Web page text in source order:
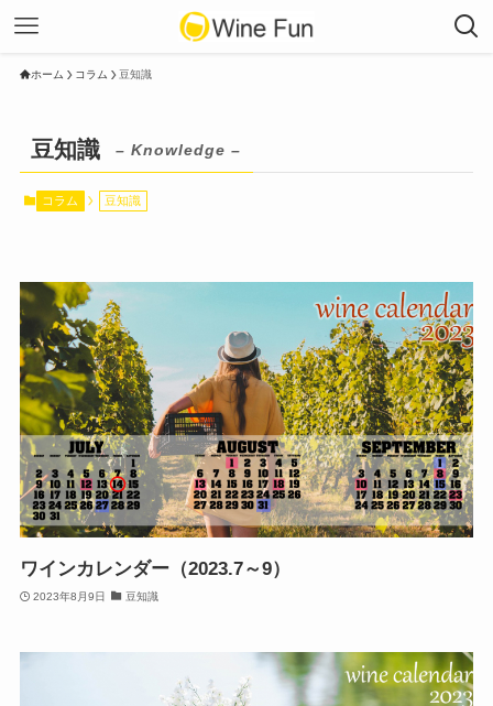
ホーム コラム 豆知識
豆知識 – Knowledge –
コラム 豆知識
ワインカレンダー（2023.7～9）
2023年8月9日 豆知識